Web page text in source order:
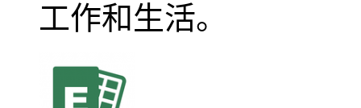
工作和生活。